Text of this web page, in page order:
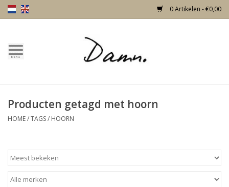
0 Artikelen - €0,00
Home
Nieuw!
Producten getagd met hoorn
HOME/TAGS/ HOORN